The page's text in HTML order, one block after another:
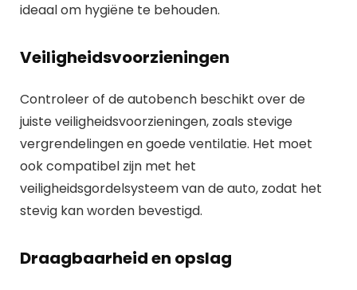
ideaal om hygiëne te behouden.
Veiligheidsvoorzieningen
Controleer of de autobench beschikt over de
juiste veiligheidsvoorzieningen, zoals stevige
vergrendelingen en goede ventilatie. Het moet
ook compatibel zijn met het
veiligheidsgordelsysteem van de auto, zodat het
stevig kan worden bevestigd.
Draagbaarheid en opslag